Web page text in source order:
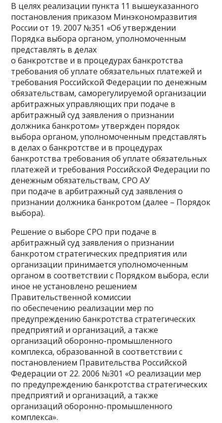
В целях реализации пункта 11 вышеуказанного
постановления приказом Минэкономразвития
России от 19. 2007 №351 «Об утверждении
Порядка выбора органом, уполномоченным
представлять в делах
о банкротстве и в процедурах банкротства
требования об уплате обязательных платежей и
требования Российской Федерации по денежным
обязательствам, саморегулируемой организации
арбитражных управляющих при подаче в
арбитражный суд заявления о признании
должника банкротом» утвержден порядок
выбора органом, уполномоченным представлять
в делах о банкротстве и в процедурах
банкротства требования об уплате обязательных
платежей и требования Российской Федерации по
денежным обязательствам, СРО АУ
при подаче в арбитражный суд заявления о
признании должника банкротом (далее – Порядок
выбора).
Решение о выборе СРО при подаче в
арбитражный суд заявления о признании
банкротом стратегических предприятия или
организации принимается уполномоченным
органом в соответствии с Порядком выбора, если
иное не установлено решением
Правительственной комиссии
по обеспечению реализации мер по
предупреждению банкротства стратегических
предприятий и организаций, а также
организаций оборонно-промышленного
комплекса, образованной в соответствии с
постановлением Правительства Российской
Федерации от 22. 2006 №301 «О реализации мер
по предупреждению банкротства стратегических
предприятий и организаций, а также
организаций оборонно-промышленного
комплекса».